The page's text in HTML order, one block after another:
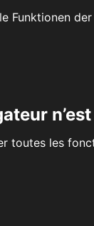
Funktionen
toutes les